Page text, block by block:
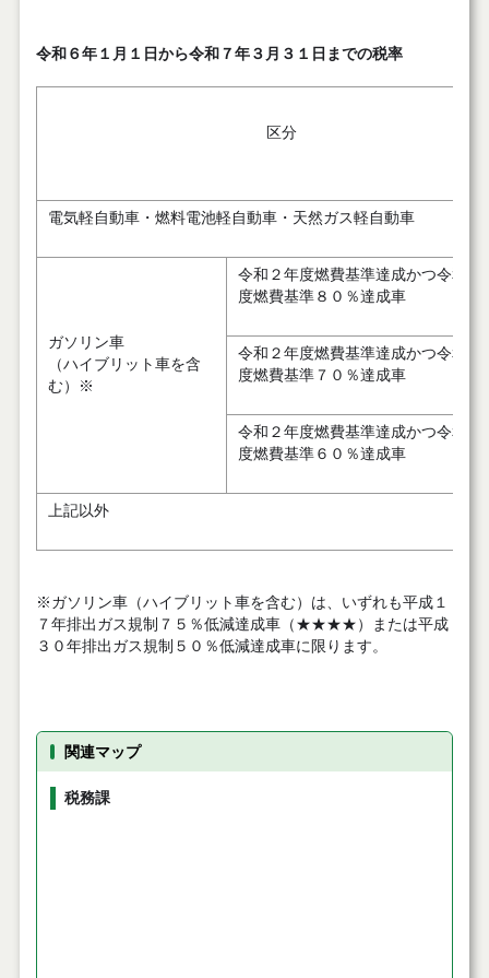
令和６年１月１日から令和７年３月３１日までの税率
区分
電気軽自動車・燃料電池軽自動車・天然ガス軽自動車
ガソリン車
（ハイブリット車を含
む）※
令和２年度燃費基準達成かつ令和１
度燃費基準８０％達成車
令和２年度燃費基準達成かつ令和１
度燃費基準７０％達成車
令和２年度燃費基準達成かつ令和１
度燃費基準６０％達成車
上記以外
※ガソリン車（ハイブリット車を含む）は、いずれも平成１
７年排出ガス規制７５％低減達成車（★★★★）または平成
３０年排出ガス規制５０％低減達成車に限ります。
関連マップ
税務課